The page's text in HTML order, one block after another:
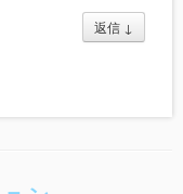
返信 ↓